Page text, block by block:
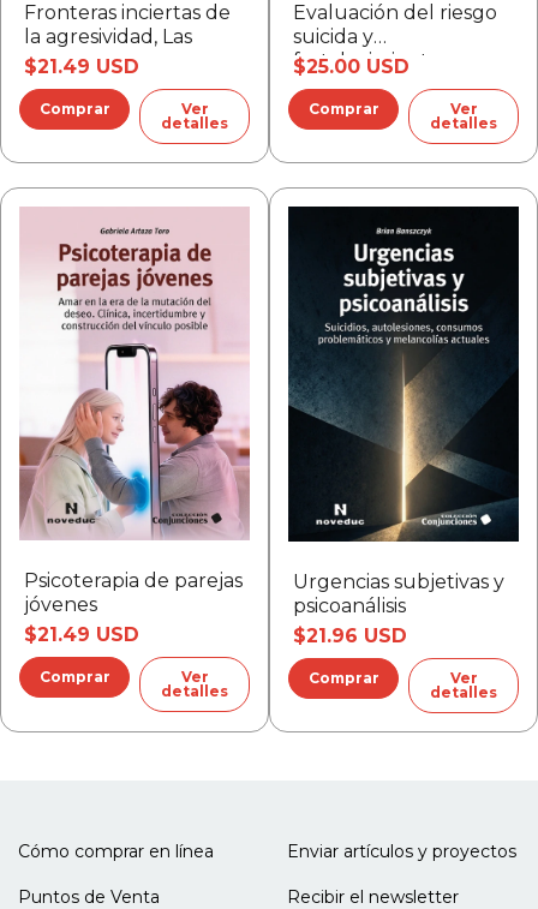
Fronteras inciertas de
la agresividad, Las
$21.49 USD
Ver
detalles
Evaluación del riesgo
suicida y
fortalecimiento
psíquico
$25.00 USD
Ver
detalles
Psicoterapia de parejas
jóvenes
$21.49 USD
Ver
detalles
Urgencias subjetivas y
psicoanálisis
$21.96 USD
Ver
detalles
Cómo comprar en línea
Puntos de Venta
Enviar artículos y proyectos
Recibir el newsletter